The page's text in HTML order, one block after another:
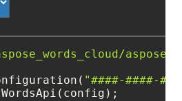
"####-####-
WordsApi(config);